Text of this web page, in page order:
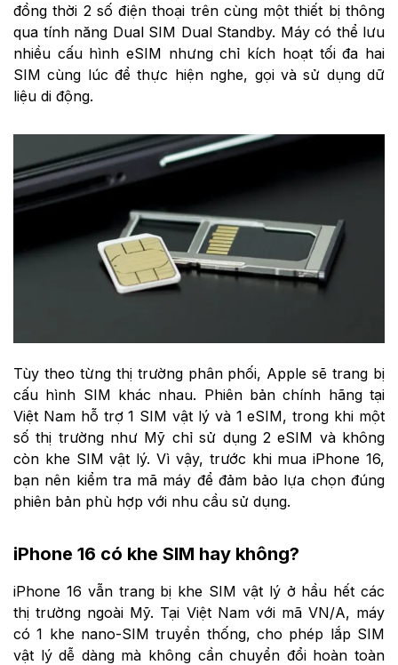
đồng thời 2 số điện thoại trên cùng một thiết bị thông
qua tính năng Dual SIM Dual Standby. Máy có thể lưu
nhiều cấu hình eSIM nhưng chỉ kích hoạt tối đa hai
SIM cùng lúc để thực hiện nghe, gọi và sử dụng dữ
liệu di động.
Tùy theo từng thị trường phân phối, Apple sẽ trang bị
cấu hình SIM khác nhau. Phiên bản chính hãng tại
Việt Nam hỗ trợ 1 SIM vật lý và 1 eSIM, trong khi một
số thị trường như Mỹ chỉ sử dụng 2 eSIM và không
còn khe SIM vật lý. Vì vậy, trước khi mua iPhone 16,
bạn nên kiểm tra mã máy để đảm bảo lựa chọn đúng
phiên bản phù hợp với nhu cầu sử dụng.
iPhone 16 có khe SIM hay không?
iPhone 16 vẫn trang bị khe SIM vật lý ở hầu hết các
thị trường ngoài Mỹ. Tại Việt Nam với mã VN/A, máy
có 1 khe nano-SIM truyền thống, cho phép lắp SIM
vật lý dễ dàng mà không cần chuyển đổi hoàn toàn